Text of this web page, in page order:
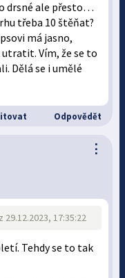
drsné ale přesto…
třeba 10 štěňat?
má jasno,
Vím, že se to
Dělá se i umělé
Odpovědět
⋮
z 29.12.2023, 17:35:22
Tehdy se to tak